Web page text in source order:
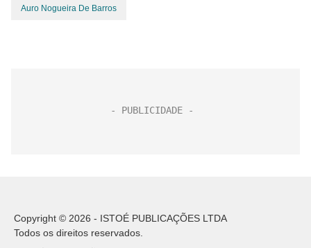
Auro Nogueira De Barros
Copyright © 2026 - ISTOÉ PUBLICAÇÕES LTDA
Todos os direitos reservados.